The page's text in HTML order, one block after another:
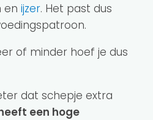
en ijzer. Het past dus
of minder hoef je dus
dat schepje extra
een hoge